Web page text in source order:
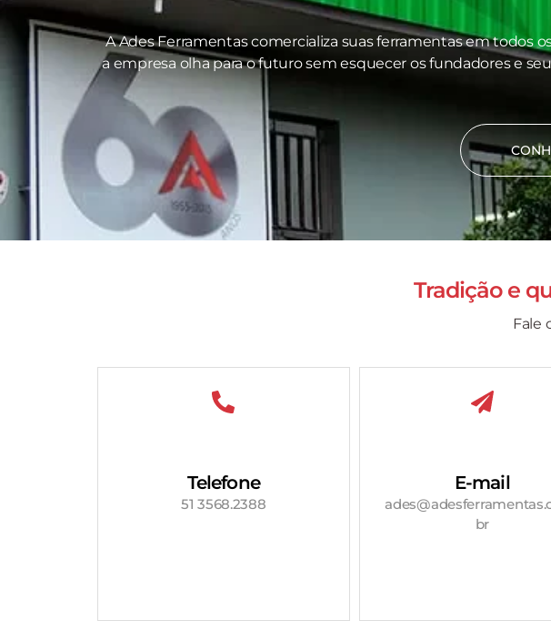
A Ades Ferramentas comercializa suas ferramentas em todos
a empresa olha para o futuro sem esquecer os fundadores e
Tradição e
Fale
Telefone
51 3568.2388
E-mail
br